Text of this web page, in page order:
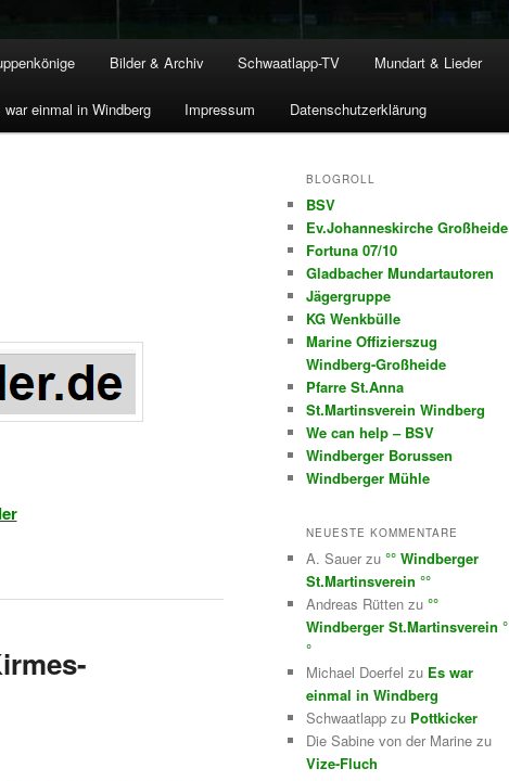
Bilder & Archiv Schwaatlapp-TV Mundart & Lieder
war einmal in Windberg Impressum Datenschutzerklärung
BLOGROLL
BSV
Ev.Johanneskirche Großheide
Fortuna 07/10
Gladbacher Mundartautoren
Jägergruppe
KG Wenkbülle
Marine Offizierszug
Windberg-Großheide
Pfarre St.Anna
St.Martinsverein Windberg
We can help – BSV
Windberger Borussen
Windberger Mühle
NEUESTE KOMMENTARE
A. Sauer zu °° Windberger
St.Martinsverein °°
Andreas Rütten zu °°
Windberger St.Martinsverein °
°
Michael Doerfel zu Es war
einmal in Windberg
Schwaatlapp zu Pottkicker
Die Sabine von der Marine zu
Vize-Fluch